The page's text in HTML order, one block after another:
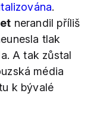
.
nerandil příliš
tlak
A tak zůstal
média
k bývalé